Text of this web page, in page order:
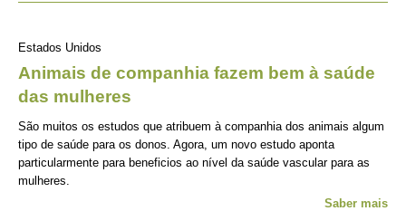
Estados Unidos
Animais de companhia fazem bem à saúde
das mulheres
São muitos os estudos que atribuem à companhia dos animais algum
tipo de saúde para os donos. Agora, um novo estudo aponta
particularmente para beneficios ao nível da saúde vascular para as
mulheres.
Saber mais